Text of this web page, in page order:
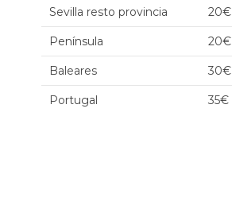
Sevilla resto provincia 20€
Península 20€
Baleares 30€
Portugal 35€